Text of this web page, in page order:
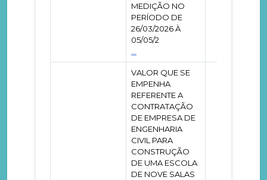
MEDIÇÃO NO
PERÍODO DE
26/03/2026 À
05/05/2
VALOR QUE SE
EMPENHA
REFERENTE A
CONTRATAÇÃO
DE EMPRESA DE
ENGENHARIA
CIVIL PARA
CONSTRUÇÃO
DE UMA ESCOLA
DE NOVE SALAS